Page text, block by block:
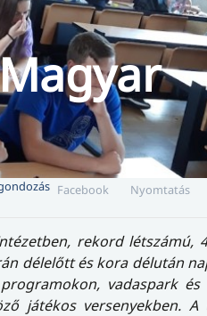
Facebook Nyomtatás
rekord létszámú,
délelőtt és kora délután
vadaspark és
játékos versenyekben.